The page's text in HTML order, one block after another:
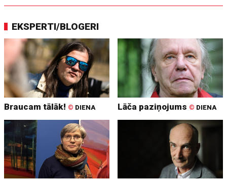
EKSPERTI/BLOGERI
Braucam tālāk! © DIENA Lāča paziņojums © DIENA